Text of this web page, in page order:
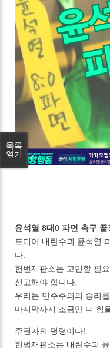
윤석열 8대0 파면 촉구 끝
드디어 내란수괴 윤석열
다.
헌번재판소는 고민할 필
선고해야 합니다.
우리는 민주주의의 승리
마지막까지 조금만 더 힘
주권자의 명령이다!
헌법재판소는 내란수괴
목록
열기